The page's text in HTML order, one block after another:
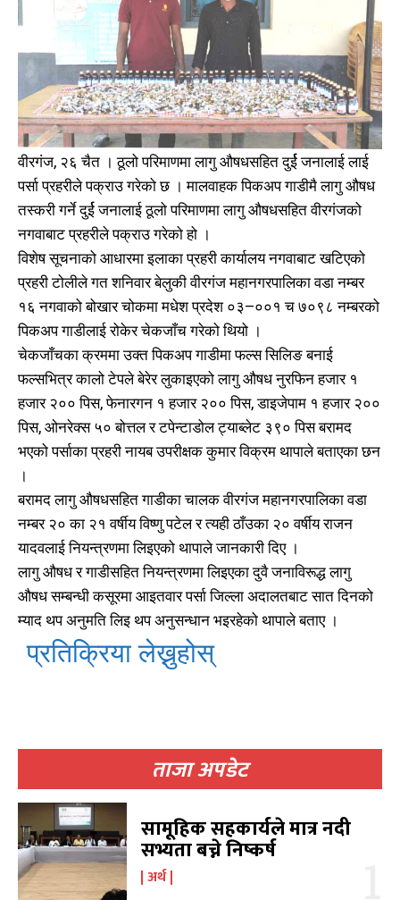
काबिलखबर एफएम सुन्नुहोस
उज्यालो एफएम सुन्नुहोस
काबिलखबर एफएम सुन्नुहोस
उज्यालो एफएम सुन्नुहोस
ताजा अपडेट
सामूहिक सहकार्यले मात्र नदी
सभ्यता बच्ने निष्कर्ष
अर्थ
वीरगंज, २६ चैत । ठूलो परिमाणमा लागु औषधसहित दुर्ई जनालाई लाई
पर्सा प्रहरीले पक्राउ गरेको छ । मालवाहक पिकअप गाडीमै लागु औषध
तस्करी गर्ने दुर्ई जनालाई ठूलो परिमाणमा लागु औषधसहित वीरगंजको
नगवाबाट प्रहरीले पक्राउ गरेको हो ।
विशेष सूचनाको आधारमा इलाका प्रहरी कार्यालय नगवाबाट खटिएको
प्रहरी टोलीले गत शनिवार बेलुकी वीरगंज महानगरपालिका वडा नम्बर
१६ नगवाको बोखार चोकमा मधेश प्रदेश ०३–००१ च ७०९८ नम्बरको
पिकअप गाडीलाई रोकेर चेकजाँच गरेको थियो ।
चेकजाँचका क्रममा उक्त पिकअप गाडीमा फल्स सिलिङ बनाई
फल्सभित्र कालो टेपले बेरेर लुकाइएको लागु औषध नुरफिन हजार १
हजार २०० पिस, फेनारगन १ हजार २०० पिस, डाइजेपाम १ हजार २००
पिस, ओनरेक्स ५० बोत्तल र टपेन्टाडोल ट्याब्लेट ३९० पिस बरामद
भएको पर्साका प्रहरी नायब उपरीक्षक कुमार विक्रम थापाले बताएका छन
।
बरामद लागु औषधसहित गाडीका चालक वीरगंज महानगरपालिका वडा
नम्बर २० का २१ वर्षीय विष्णु पटेल र त्यही ठाँउका २० वर्षीय राजन
यादवलाई नियन्त्रणमा लिइएको थापाले जानकारी दिए ।
लागु औषध र गाडीसहित नियन्त्रणमा लिइएका दुवै जनाविरूद्ध लागु
औषध सम्बन्धी कसूरमा आइतवार पर्सा जिल्ला अदालतबाट सात दिनको
म्याद थप अनुमति लिइ थप अनुसन्धान भइरहेको थापाले बताए ।
प्रतिक्रिया लेख्नुहोस्